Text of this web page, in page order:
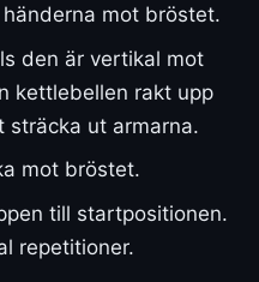
mot bröstet.
den är vertikal mot
kettlebellen rakt upp
sträcka ut armarna.
mot bröstet.
till startpositionen.
repetitioner.